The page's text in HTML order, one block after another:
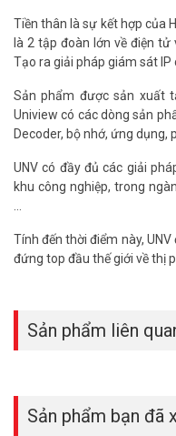
Tiền thân là sự kết hợp của
là 2 tập đoàn lớn về điện tử
Tạo ra giải pháp giám sát IP
Sản phẩm được sản xuất
Uniview có các dòng sản
Decoder, bộ nhớ, ứng dụng,
UNV có đầy đủ các giải
khu công nghiệp, trong
Tính đến thời điểm này,
đứng top đầu thế giới về thị
Sản phẩm liên
Sản phẩm bạn đã